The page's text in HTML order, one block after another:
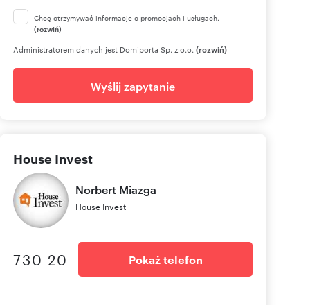
Chcę otrzymywać informacje o promocjach i usługach.
(rozwiń)
Administratorem danych jest Domiporta Sp. z o.o. (rozwiń)
Wyślij zapytanie
House Invest
Norbert Miazga
House Invest
730 20 Pokaż telefon